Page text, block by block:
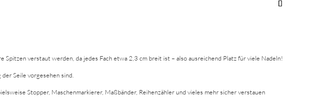
verstaut werden, da jedes Fach etwa 2,3 cm breit ist – also ausreichend Platz für viele Nadeln!
Seile vorgesehen sind.
Stopper, Maschenmarkierer, Maßbänder, Reihenzähler und vieles mehr sicher verstauen